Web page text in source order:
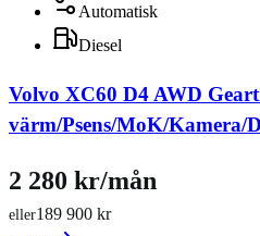
Automatisk
Diesel
Volvo XC60 D4 AWD
värm/Psens/MoK/Kamera/
189 900 kr
eller
2 280 kr/mån